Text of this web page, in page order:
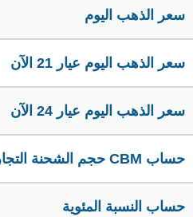
سعر الذهب اليوم
سعر الذهب اليوم عيار 21 الآن
سعر الذهب اليوم عيار 24 الآن
حساب CBM حجم الشحنة التجارية
حساب النسبة المئوية